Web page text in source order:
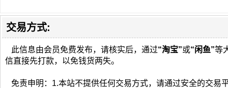
交易方式:
此信息由会员免费发布，请核实后，通过“淘宝”或“闲鱼”等
信直接先打款，以免钱货两失。
免责申明：1.本站不提供任何交易方式，请通过安全的交易